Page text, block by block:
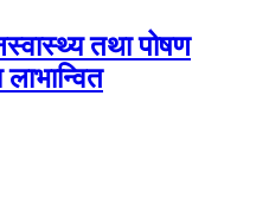
तथा पोषण